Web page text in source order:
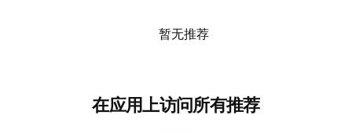
暂无推荐
在应用上访问所有推荐